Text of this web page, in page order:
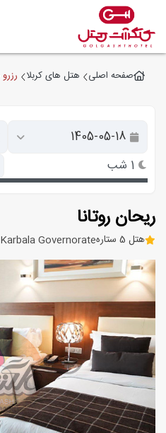
صفحه اصلی هتل های کربلا
ریحان روتانا
هتل 5 ستاره Governorate
1 شب